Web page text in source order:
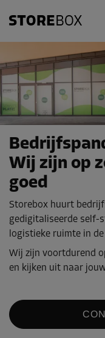
Wij zijn op
goed
Storebox huurt
gedigitaliseerde self-
logistieke ruimte in
Wij zijn voortdurend
en kijken uit naar